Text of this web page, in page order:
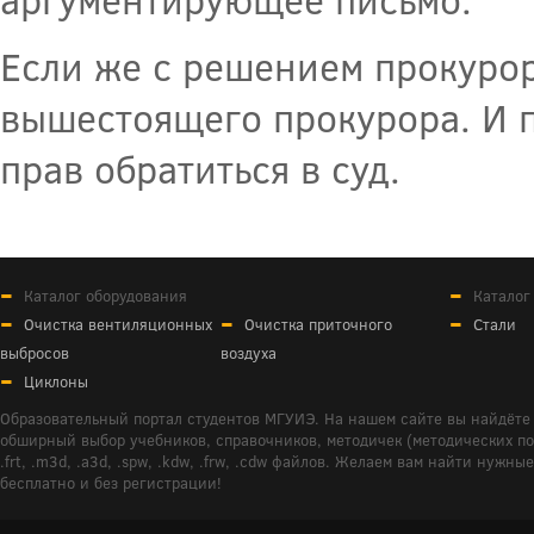
Если же с решением
вышестоящего прокурора. И
прав обратиться в суд.
Каталог оборудования
Очистка вентиляционных
выбросов
Очистка приточного
воздуха
Циклоны
Стали
Образовательный портал студентов МГУИЭ. На нашем сайте вы
обширный выбор учебников, справочников, методичек (методических
.frt, .m3d, .a3d, .spw, .kdw, .frw, .cdw файлов. Желаем вам найти
бесплатно и без регистрации!